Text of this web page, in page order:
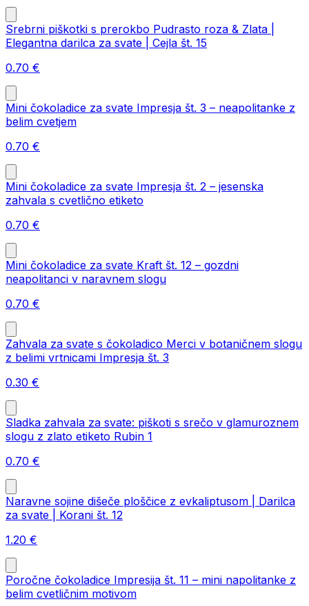
Srebrni piškotki s prerokbo Pudrasto roza & Zlata |
Elegantna darilca za svate | Cejla št. 15
0.70 €
Mini čokoladice za svate Impresja št. 3 – neapolitanke z
belim cvetjem
0.70 €
Mini čokoladice za svate Impresja št. 2 – jesenska
zahvala s cvetlično etiketo
0.70 €
Mini čokoladice za svate Kraft št. 12 – gozdni
neapolitanci v naravnem slogu
0.70 €
Zahvala za svate s čokoladico Merci v botaničnem slogu
z belimi vrtnicami Impresja št. 3
0.30 €
Sladka zahvala za svate: piškoti s srečo v glamuroznem
slogu z zlato etiketo Rubin 1
0.70 €
Naravne sojine dišeče ploščice z evkaliptusom | Darilca
za svate | Korani št. 12
1.20 €
Poročne čokoladice Impresija št. 11 – mini napolitanke z
belim cvetličnim motivom